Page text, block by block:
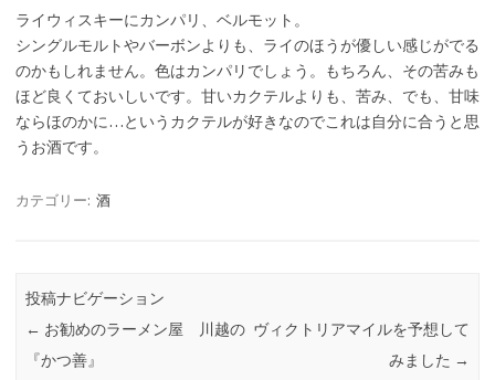
ライウィスキーにカンパリ、ベルモット。
シングルモルトやバーボンよりも、ライのほうが優しい感じがでる
のかもしれません。色はカンパリでしょう。もちろん、その苦みも
ほど良くておいしいです。甘いカクテルよりも、苦み、でも、甘味
ならほのかに…というカクテルが好きなのでこれは自分に合うと思
うお酒です。
カテゴリー: 酒
投稿ナビゲーション
← お勧めのラーメン屋 川越の
『かつ善』
ヴィクトリアマイルを予想して
みました →